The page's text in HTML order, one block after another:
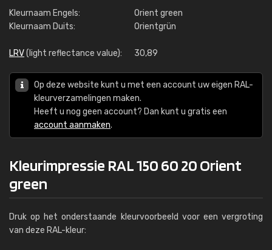
Kleurnaam Engels:
Orient green
Kleurnaam Duits:
Orientgrün
LRV(light reflectance value): 30,89
Op deze website kunt u met een account uw eigen RAL-
kleurverzamelingen maken.
Heeft u nog geen account? Dan kunt u gratis een
account aanmaken.
Kleurimpressie RAL 150 60 20 Orient
green
Druk op het onderstaande kleurvoorbeeld voor een vergroting
van deze RAL-kleur: